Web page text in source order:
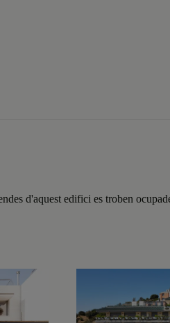
d'aquest edifici es troben